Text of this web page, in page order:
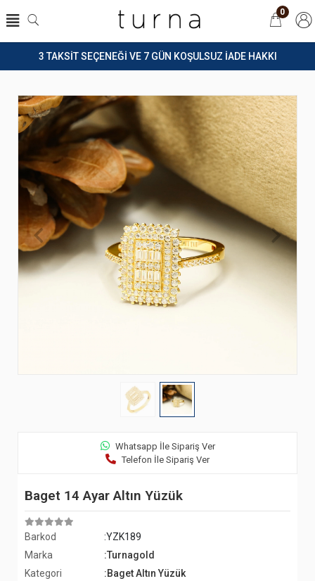
3 TAKSİT SEÇENEĞİ VE 7 GÜN KOŞULSUZ İADE HAKKI
0
Whatsapp İle Sipariş Ver
Telefon İle Sipariş Ver
Baget 14 Ayar Altın Yüzük
Barkod
:YZK189
Marka
:Turnagold
Kategori
:Baget Altın Yüzük